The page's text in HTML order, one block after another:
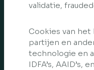
validatie,
Cookies van
partijen en
technologie en
IDFA’s, AAID’s,